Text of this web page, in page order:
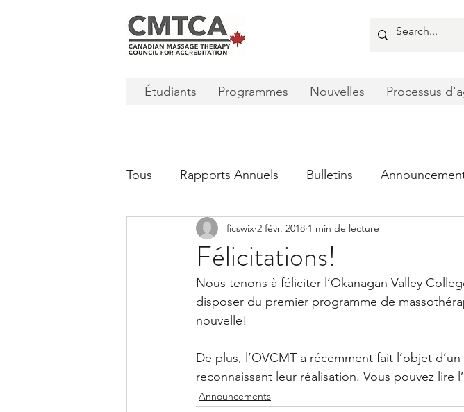
Étudiants Programmes Nouvelles Processus
Tous Rapports Annuels Bulletins
Félicitations!
ficswix 2 févr. 2018 1 min de lecture
Nous tenons à féliciter l’Okanagan Valley
disposer du premier programme de
nouvelle!
De plus, l’OVCMT a récemment fait l’objet
reconnaissant leur réalisation. Vous pouvez lire
Announcements